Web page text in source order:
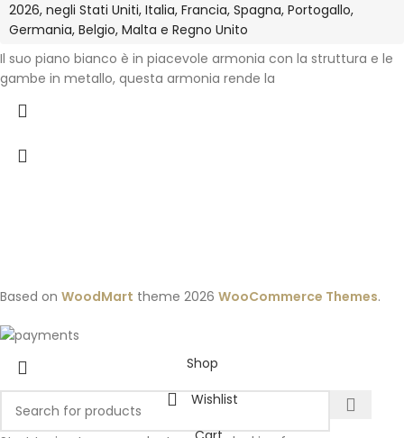
2026, negli Stati Uniti, Italia, Francia, Spagna, Portogallo,
Germania, Belgio, Malta e Regno Unito
Il suo piano bianco è in piacevole armonia con la struttura e le
gambe in metallo, questa armonia rende la
Based on WoodMart theme 2026 WooCommerce Themes.
Shop
Wishlist